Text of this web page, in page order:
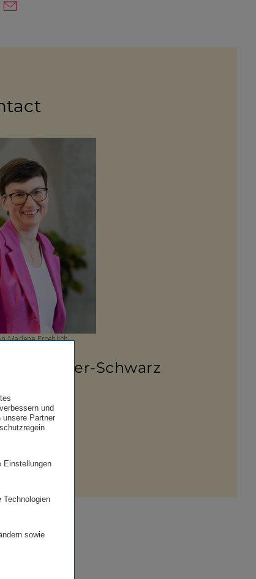
Marlene Froehlich
Schwarz
– 21920
und
Partner
Einstellungen
Technologien
sowie